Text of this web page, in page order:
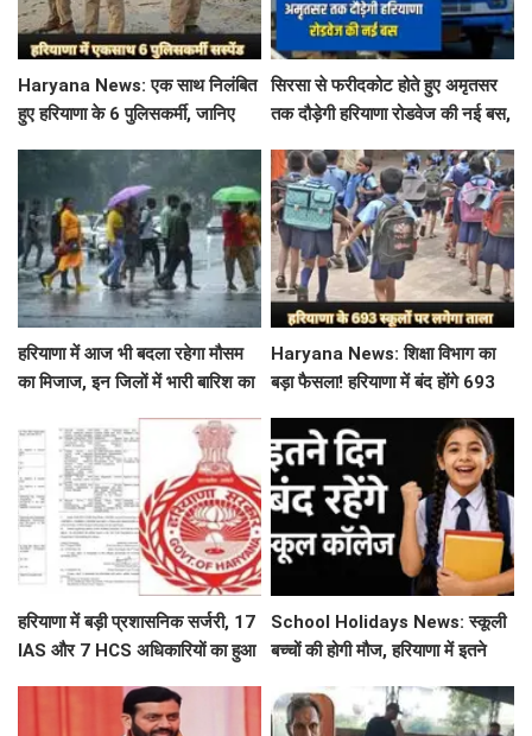
Haryana News: एक साथ निलंबित
हुए हरियाणा के 6 पुलिसकर्मी, जानिए
सिरसा से फरीदकोट होते हुए अमृतसर
तक दौड़ेगी हरियाणा रोडवेज की नई बस,
हरियाणा में आज भी बदला रहेगा मौसम
का मिजाज, इन जिलों में भारी बारिश का
Haryana News: शिक्षा विभाग का
बड़ा फैसला! हरियाणा में बंद होंगे 693
हरियाणा में बड़ी प्रशासनिक सर्जरी, 17
IAS और 7 HCS अधिकारियों का हुआ
School Holidays News: स्कूली
बच्चों की होगी मौज, हरियाणा में इतने